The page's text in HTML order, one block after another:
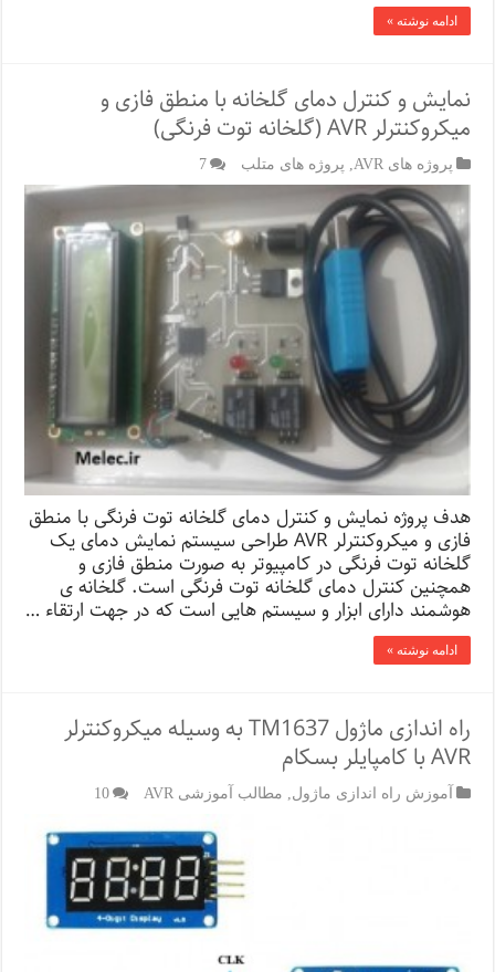
ادامه نوشته »
نمایش و کنترل دمای گلخانه با منطق فازی و
میکروکنترلر AVR (گلخانه توت فرنگی)
پروژه های AVR پروژه های متلب 7
هدف پروژه نمایش و کنترل دمای گلخانه توت فرنگی با منطق
فازی و میکروکنترلر AVR طراحی سیستم نمایش دمای یک
گلخانه توت فرنگی در کامپیوتر به صورت منطق فازی و
همچنین کنترل دمای گلخانه توت فرنگی است. گلخانه ی
هوشمند دارای ابزار و سیستم هایی است که در جهت ارتقاء …
ادامه نوشته »
راه اندازی ماژول TM1637 به وسیله میکروکنترلر
AVR با کامپایلر بسکام
آموزش راه اندازی ماژول مطالب آموزشی AVR 10